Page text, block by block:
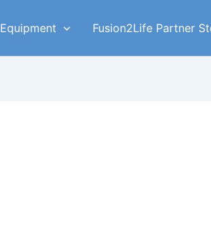
Equipment Fusion2Life Partner